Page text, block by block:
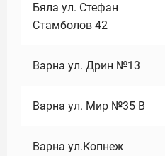
Бяла ул. Стефан
Стамболов 42
Варна ул. Дрин №13
Варна ул. Мир №35 В
Варна ул.Копнеж